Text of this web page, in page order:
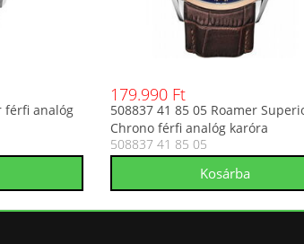
férfi analóg
179.990 Ft
508837 41 85 05 Roamer
Chrono férfi analóg karóra
508837 41 85 05